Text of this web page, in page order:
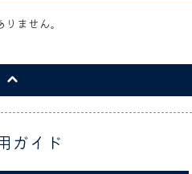
ません。
ガイド